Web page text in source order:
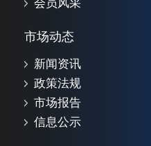
会员风采
市场动态
新闻资讯
政策法规
市场报告
信息公示